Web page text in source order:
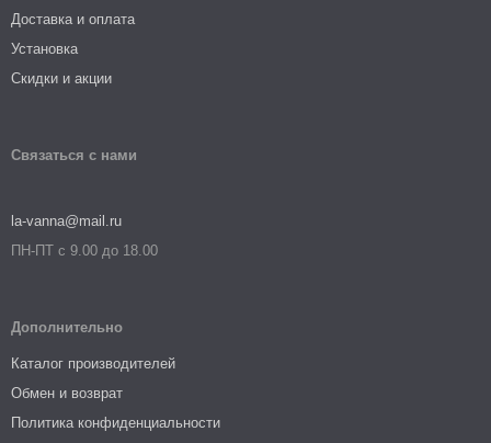
Доставка и оплата
Установка
Скидки и акции
Связаться с нами
la-vanna@mail.ru
ПН-ПТ с 9.00 до 18.00
Дополнительно
Каталог производителей
Обмен и возврат
Политика конфиденциальности